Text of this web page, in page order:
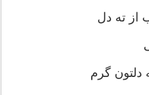
از ته دل
دلتون گرم